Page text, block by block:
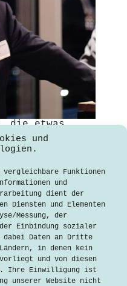
und
vergleichbare Funktionen
und
dient der
Diensten und Elementen
Messung, der
Einbindung sozialer
dabei Daten an Dritte
in denen kein
vorliegt und von diesen
Ihre Einwilligung ist
unserer Website nicht
die etwas
2019
e.V.
in
junger
Ausrichter
am